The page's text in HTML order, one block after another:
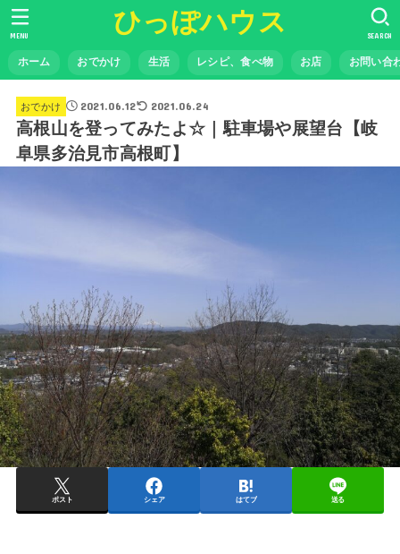
ひっぽハウス
ホーム おでかけ 生活 レシピ、食べ物 お店 お問い合
SEARCH
MENU
おでかけ 2021.06.12 2021.06.24
高根山を登ってみたよ☆｜駐車場や展望台【岐
阜県多治見市高根町】
ポスト シェア はてブ 送る